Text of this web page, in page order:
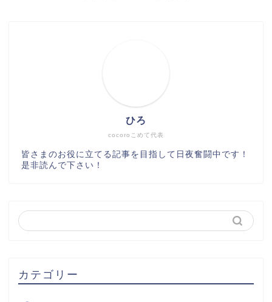
cocoroこめて代表
ひろ
皆さまのお役に立てる記事を目指して日夜奮闘中です！
是非読んで下さい！
カテゴリー